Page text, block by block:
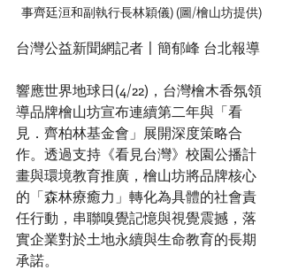
事齊廷洹和副執行長林穎儀) (圖/檜山坊提供)
台灣公益新聞網記者〡簡郁峰 台北報導
響應世界地球日(4/22)，台灣檜木香氛領
導品牌檜山坊宣布連續第二年與「看
見．齊柏林基金會」展開深度策略合
作。透過支持《看見台灣》校園公播計
畫與環境教育推廣，檜山坊將品牌核心
的「森林療癒力」轉化為具體的社會責
任行動，串聯嗅覺記憶與視覺震撼，落
實企業對於土地永續與生命教育的長期
承諾。